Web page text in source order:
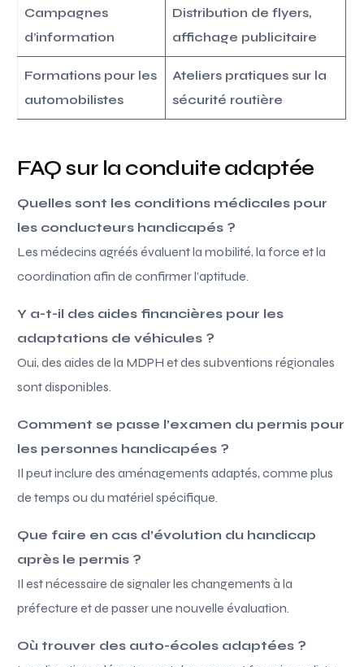
Campagnes
d’information
Distribution de flyers,
affichage publicitaire
Formations pour les
automobilistes
Ateliers pratiques sur la
sécurité routière
FAQ sur la conduite adaptée
Quelles sont les conditions médicales pour
les conducteurs handicapés ?
Les médecins agréés évaluent la mobilité, la force et la
coordination afin de confirmer l’aptitude.
Y a-t-il des aides financières pour les
adaptations de véhicules ?
Oui, des aides de la MDPH et des subventions régionales
sont disponibles.
Comment se passe l’examen du permis pour
les personnes handicapées ?
Il peut inclure des aménagements adaptés, comme plus
de temps ou du matériel spécifique.
Que faire en cas d’évolution du handicap
après le permis ?
Il est nécessaire de signaler les changements à la
préfecture et de passer une nouvelle évaluation.
Où trouver des auto-écoles adaptées ?